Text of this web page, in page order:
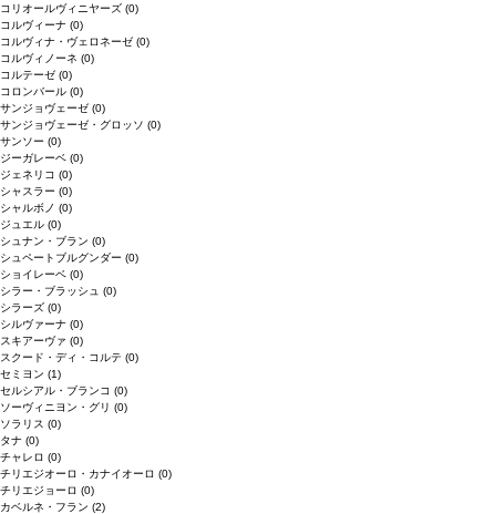
コリオールヴィニヤーズ (0)
コルヴィーナ (0)
コルヴィナ・ヴェロネーゼ (0)
コルヴィノーネ (0)
コルテーゼ (0)
コロンバール (0)
サンジョヴェーゼ (0)
サンジョヴェーゼ・グロッソ (0)
サンソー (0)
ジーガレーベ (0)
ジェネリコ (0)
シャスラー (0)
シャルボノ (0)
ジュエル (0)
シュナン・ブラン (0)
シュペートブルグンダー (0)
ショイレーベ (0)
シラー・ブラッシュ (0)
シラーズ (0)
シルヴァーナ (0)
スキアーヴァ (0)
スクード・ディ・コルテ (0)
セミヨン (1)
セルシアル・ブランコ (0)
ソーヴィニヨン・グリ (0)
ソラリス (0)
タナ (0)
チャレロ (0)
チリエジオーロ・カナイオーロ (0)
チリエジョーロ (0)
カベルネ・フラン (2)